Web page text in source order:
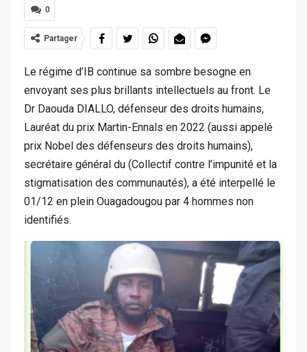
0
Partager
Le régime d’IB continue sa sombre besogne en
envoyant ses plus brillants intellectuels au front. Le
Dr Daouda DIALLO, défenseur des droits humains,
Lauréat du prix Martin-Ennals en 2022 (aussi appelé
prix Nobel des défenseurs des droits humains),
secrétaire général du (Collectif contre l’impunité et la
stigmatisation des communautés), a été interpellé le
01/12 en plein Ouagadougou par 4 hommes non
identifiés.